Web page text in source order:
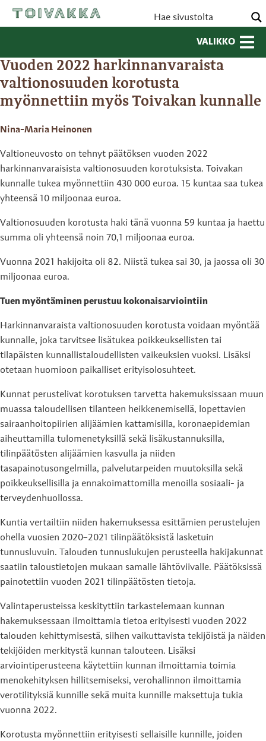
VALIKKO
Vuoden 2022 harkinnanvaraista
valtionosuuden korotusta
myönnettiin myös Toivakan kunnalle
Nina-Maria Heinonen
Valtioneuvosto on tehnyt päätöksen vuoden 2022
harkinnanvaraisista valtionosuuden korotuksista. Toivakan
kunnalle tukea myönnettiin 430 000 euroa. 15 kuntaa saa tukea
yhteensä 10 miljoonaa euroa.
Valtionosuuden korotusta haki tänä vuonna 59 kuntaa ja haettu
summa oli yhteensä noin 70,1 miljoonaa euroa.
Vuonna 2021 hakijoita oli 82. Niistä tukea sai 30, ja jaossa oli 30
miljoonaa euroa.
Tuen myöntäminen perustuu kokonaisarviointiin
Harkinnanvaraista valtionosuuden korotusta voidaan myöntää
kunnalle, joka tarvitsee lisätukea poikkeuksellisten tai
tilapäisten kunnallistaloudellisten vaikeuksien vuoksi. Lisäksi
otetaan huomioon paikalliset erityisolosuhteet.
Kunnat perustelivat korotuksen tarvetta hakemuksissaan muun
muassa taloudellisen tilanteen heikkenemisellä, lopettavien
sairaanhoitopiirien alijäämien kattamisilla, koronaepidemian
aiheuttamilla tulomenetyksillä sekä lisäkustannuksilla,
tilinpäätösten alijäämien kasvulla ja niiden
tasapainotusongelmilla, palvelutarpeiden muutoksilla sekä
poikkeuksellisilla ja ennakoimattomilla menoilla sosiaali- ja
terveydenhuollossa.
Kuntia vertailtiin niiden hakemuksessa esittämien perustelujen
ohella vuosien 2020–2021 tilinpäätöksistä lasketuin
tunnusluvuin. Talouden tunnuslukujen perusteella hakijakunnat
saatiin taloustietojen mukaan samalle lähtöviivalle. Päätöksissä
painotettiin vuoden 2021 tilinpäätösten tietoja.
Valintaperusteissa keskityttiin tarkastelemaan kunnan
hakemuksessaan ilmoittamia tietoa erityisesti vuoden 2022
talouden kehittymisestä, siihen vaikuttavista tekijöistä ja näiden
tekijöiden merkitystä kunnan talouteen. Lisäksi
arviointiperusteena käytettiin kunnan ilmoittamia toimia
menokehityksen hillitsemiseksi, verohallinnon ilmoittamia
verotilityksiä kunnille sekä muita kunnille maksettuja tukia
vuonna 2022.
Korotusta myönnettiin erityisesti sellaisille kunnille, joiden